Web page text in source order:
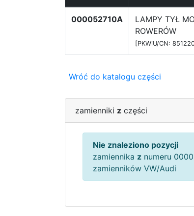
000052710A
LAMPY TYŁ
ROWERÓW
[PKWiU/CN:
Wróć do katalogu części
zamienniki z części
Nie znaleziono pozycji
zamiennika z numeru
zamienników VW/Audi